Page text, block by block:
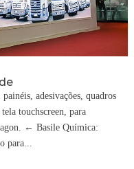
adesivações, quadros
touchscreen, para
← Basile Química:
para...